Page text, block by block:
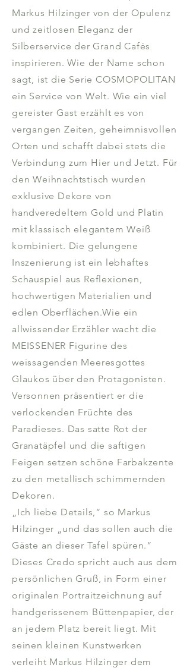
Markus Hilzinger von der Opulenz
und zeitlosen Eleganz der
Silberservice der Grand Cafés
inspirieren. Wie der Name schon
sagt, ist die Serie COSMOPOLITAN
ein Service von Welt. Wie ein viel
gereister Gast erzählt es von
vergangen Zeiten, geheimnisvollen
Orten und schafft dabei stets die
Verbindung zum Hier und Jetzt. Für
den Weihnachtstisch wurden
exklusive Dekore von
handveredeltem Gold und Platin
mit klassisch elegantem Weiß
kombiniert. Die gelungene
Inszenierung ist ein lebhaftes
Schauspiel aus Reflexionen,
hochwertigen Materialien und
edlen Oberflächen.Wie ein
allwissender Erzähler wacht die
MEISSENER Figurine des
weissagenden Meeresgottes
Glaukos über den Protagonisten.
Versonnen präsentiert er die
verlockenden Früchte des
Paradieses. Das satte Rot der
Granatäpfel und die saftigen
Feigen setzen schöne Farbakzente
zu den metallisch schimmernden
Dekoren.
„Ich liebe Details,“ so Markus
Hilzinger „und das sollen auch die
Gäste an dieser Tafel spüren.“
Dieses Credo spricht auch aus dem
persönlichen Gruß, in Form einer
originalen Portraitzeichnung auf
handgerissenem Büttenpapier, der
an jedem Platz bereit liegt. Mit
seinen kleinen Kunstwerken
verleiht Markus Hilzinger dem